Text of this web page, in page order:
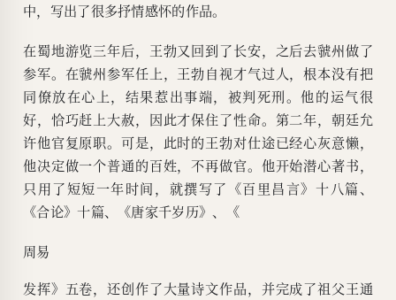
中，写出了很多抒情感怀的作品。
在蜀地游览三年后，王勃又回到了长安，之后去虢州做了
参军。在虢州参军任上，王勃自视才气过人，根本没有把
同僚放在心上，结果惹出事端，被判死刑。他的运气很
好，恰巧赶上大赦，因此才保住了性命。第二年，朝廷允
许他官复原职。可是，此时的王勃对仕途已经心灰意懒，
他决定做一个普通的百姓，不再做官。他开始潜心著书，
只用了短短一年时间，就撰写了《百里昌言》十八篇、
《合论》十篇、《唐家千岁历》、《
周易
发挥》五卷，还创作了大量诗文作品，并完成了祖父王通